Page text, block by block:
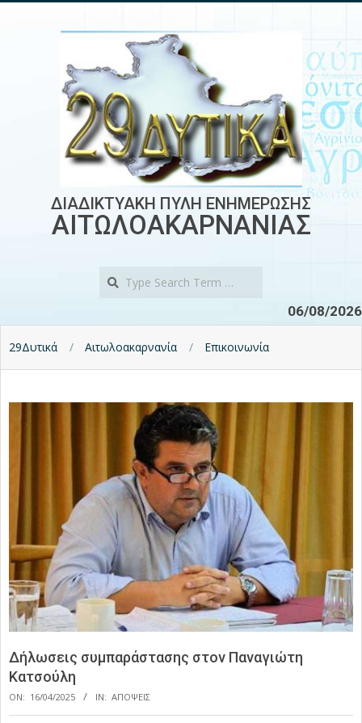
ΔΙΑΔΙΚΤΥΑΚΗ ΠΥΛΗ ΕΝΗΜΕΡΩΣΗΣ
ΑΙΤΩΛΟΑΚΑΡΝΑΝΙΑΣ
06/08/2026
29Δυτικά Αιτωλοακαρνανία Επικοινωνία
Δήλωσεις συμπαράστασης στον Παναγιώτη
Κατσούλη
ON: 16/04/2025 IN: ΑΠΟΨΕΙΣ